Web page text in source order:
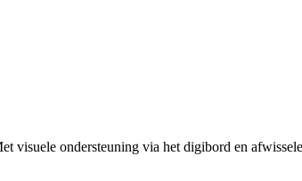
visuele ondersteuning via het digibord en